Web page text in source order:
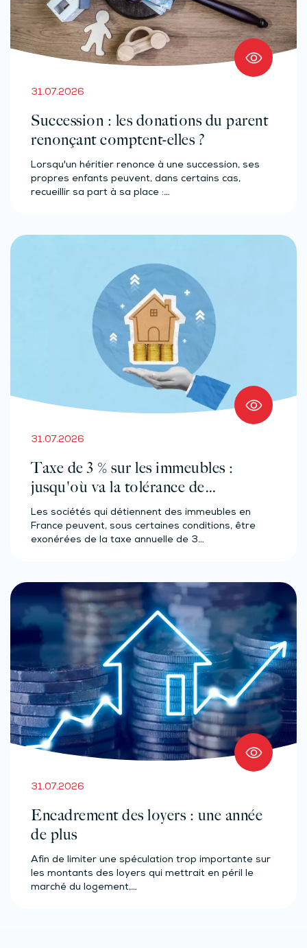
31.07.2026
Succession : les donations du parent
renonçant comptent-elles ?
Lorsqu'un héritier renonce à une succession, ses
propres enfants peuvent, dans certains cas,
recueillir sa part à sa place :…
31.07.2026
Taxe de 3 % sur les immeubles :
jusqu'où va la tolérance de
l'administration ?
Les sociétés qui détiennent des immeubles en
France peuvent, sous certaines conditions, être
exonérées de la taxe annuelle de 3…
31.07.2026
Encadrement des loyers : une année
de plus
Afin de limiter une spéculation trop importante sur
les montants des loyers qui mettrait en péril le
marché du logement,…